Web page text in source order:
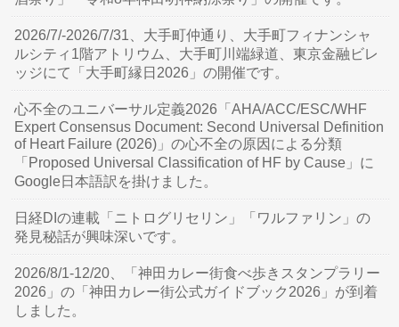
2026/7/-2026/7/31、大手町仲通り、大手町フィナンシャ
ルシティ1階アトリウム、大手町川端緑道、東京金融ビレ
ッジにて「大手町縁日2026」の開催です。
心不全のユニバーサル定義2026「AHA/ACC/ESC/WHF
Expert Consensus Document: Second Universal Definition
of Heart Failure (2026)」の心不全の原因による分類
「Proposed Universal Classification of HF by Cause」に
Google日本語訳を掛けました。
日経DIの連載「ニトログリセリン」「ワルファリン」の
発見秘話が興味深いです。
2026/8/1-12/20、「神田カレー街食べ歩きスタンプラリー
2026」の「神田カレー街公式ガイドブック2026」が到着
しました。